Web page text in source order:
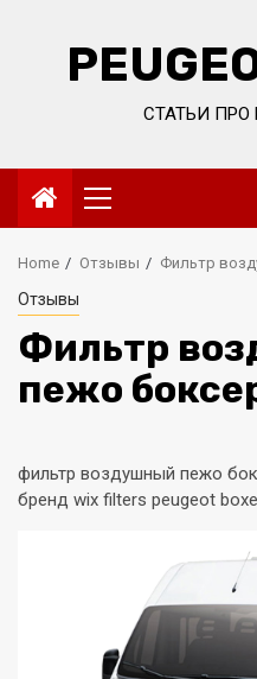
СТАТЬИ ПРО
Primary
Menu
Home Отзывы Фильтр
Отзывы
Фильтр
пежо
фильтр воздушный пежо
бренд wix filters peugeot